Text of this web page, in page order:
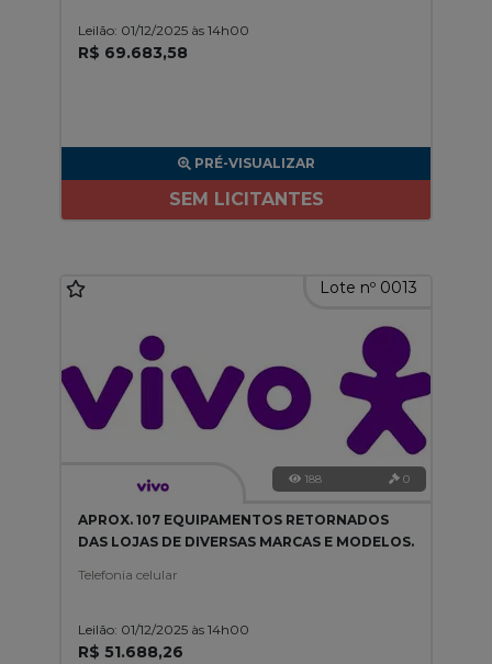
Leilão: 01/12/2025 às 14h00
R$ 69.683,58
PRÉ-VISUALIZAR
SEM LICITANTES
Lote nº 0013
188 0
APROX. 107 EQUIPAMENTOS RETORNADOS
DAS LOJAS DE DIVERSAS MARCAS E MODELOS.
Telefonia celular
Leilão: 01/12/2025 às 14h00
R$ 51.688,26